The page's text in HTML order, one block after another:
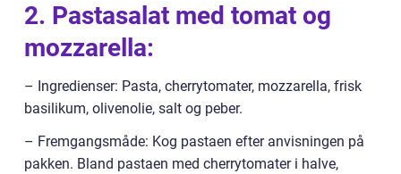
2. Pastasalat med tomat og
mozzarella:
– Ingredienser: Pasta, cherrytomater, mozzarella, frisk
basilikum, olivenolie, salt og peber.
– Fremgangsmåde: Kog pastaen efter anvisningen på
pakken. Bland pastaen med cherrytomater i halve,